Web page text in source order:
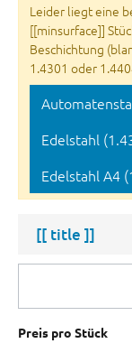
Leider liegt eine
[[minsurface]]
Beschichtung
1.4301 oder
Edelstahl
Edelstahl A4
[[ title ]]
Preis pro Stück